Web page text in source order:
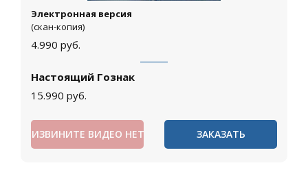
Электронная версия
(скан-копия)
4.990 руб.
Настоящий Гознак
15.990 руб.
ИЗВИНИТЕ ВИДЕО НЕТ ЗАКАЗАТЬ